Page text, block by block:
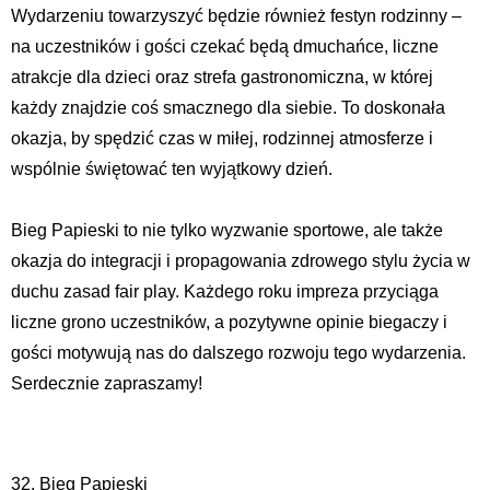
Wydarzeniu towarzyszyć będzie również festyn rodzinny –
na uczestników i gości czekać będą dmuchańce, liczne
atrakcje dla dzieci oraz strefa gastronomiczna, w której
każdy znajdzie coś smacznego dla siebie. To doskonała
okazja, by spędzić czas w miłej, rodzinnej atmosferze i
wspólnie świętować ten wyjątkowy dzień.
Bieg Papieski to nie tylko wyzwanie sportowe, ale także
okazja do integracji i propagowania zdrowego stylu życia w
duchu zasad fair play. Każdego roku impreza przyciąga
liczne grono uczestników, a pozytywne opinie biegaczy i
gości motywują nas do dalszego rozwoju tego wydarzenia.
Serdecznie zapraszamy!
32. Bieg Papieski